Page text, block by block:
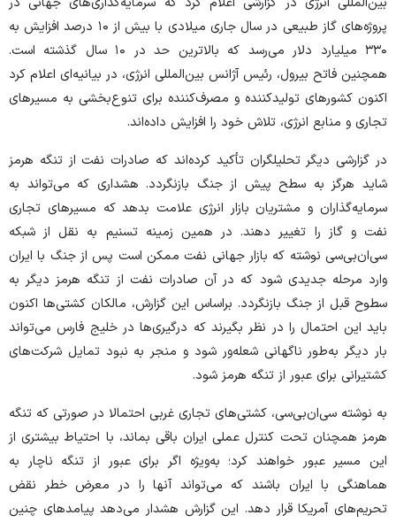
پروژه‌های گاز طبیعی در سال جاری میلادی با بیش از ۱۰ درصد افزایش به
۳۳۰ میلیارد دلار می‌رسد که بالاترین حد در ۱۰ سال گذشته است.
همچنین فاتح بیرول، رئیس آژانس بین‌المللی انرژی، در بیانیه‌ای اعلام کرد
اکنون کشور‌های تولیدکننده و مصرف‌کننده برای تنوع‌بخشی به مسیر‌های
تجاری و منابع انرژی، تلاش خود را افزایش داده‌اند.
در گزارشی دیگر تحلیلگران تأکید کرده‌اند که صادرات نفت از تنگه هرمز
شاید هرگز به سطح پیش از جنگ بازنگردد. هشداری که می‌تواند به
سرمایه‌گذاران و مشتریان بازار انرژی علامت بدهد که مسیر‌های تجاری
نفت و گاز را تغییر دهند. در همین زمینه تسنیم به نقل از شبکه
سی‌ان‌بی‌سی نوشته که بازار جهانی نفت ممکن است پس از جنگ با ایران
وارد مرحله جدیدی شود که در آن صادرات نفت از تنگه هرمز دیگر به
سطوح قبل از جنگ بازنگردد. بر‌اساس این گزارش، مالکان کشتی‌ها اکنون
باید این احتمال را در نظر بگیرند که درگیری‌ها در خلیج فارس می‌تواند
بار دیگر به‌طور ناگهانی شعله‌ور شود و منجر به نبود تمایل شرکت‌های
کشتیرانی برای عبور از تنگه هرمز شود.
به نوشته سی‌ان‌بی‌سی، کشتی‌های تجاری غربی احتمالا در صورتی که تنگه
هرمز همچنان تحت کنترل عملی ایران باقی بماند، با احتیاط بیشتری از
این مسیر عبور خواهند کرد؛ به‌ویژه اگر برای عبور از تنگه ناچار به
هماهنگی با ایران باشند که می‌تواند آنها را در معرض خطر نقض
تحریم‌های آمریکا قرار دهد. این گزارش هشدار می‌دهد پیامد‌های چنین